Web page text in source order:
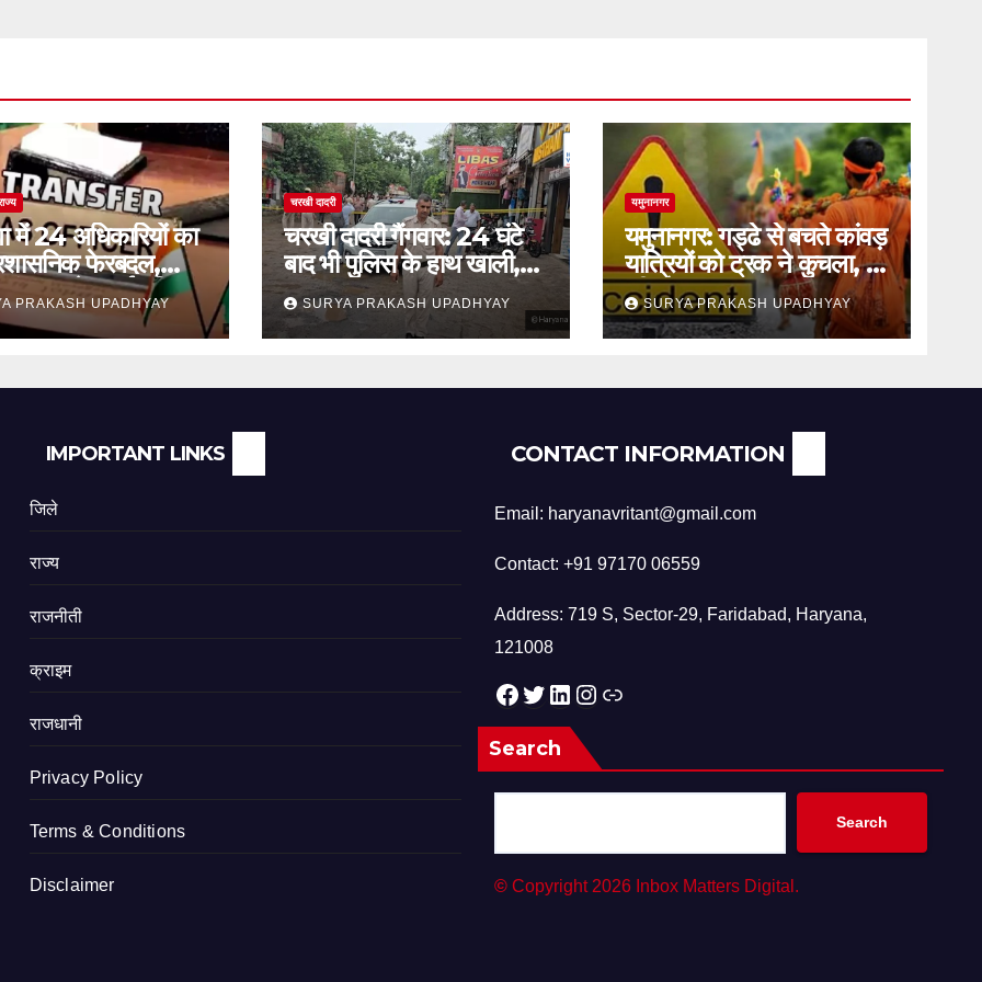
में 24 अधिकारियों का
फेरबदल,
समेत कई वरिष्ठ
PRAKASH UPADHYAY
चरखी दादरी
चरखी दादरी गैंगवार: 24 घंटे
बाद भी पुलिस के हाथ खाली,
सुरक्षा व्यवस्था पर सवाल
SURYA PRAKASH UPADHYAY
यमुनानगर
यमुनानगर: गड्ढे से बचते कांवड़
यात्रियों को ट्रक ने कुचला, दो
की मौत
SURYA PRAKASH UPADHYAY
IMPORTANT LINKS
जिले
राज्य
राजनीती
क्राइम
राजधानी
Privacy Policy
Terms & Conditions
Disclaimer
CONTACT INFORMATION
Email: haryanavritant@gmail.com
Contact: +91 97170 06559
Address: 719 S, Sector-29, Faridabad, Haryana,
121008
Facebook Twitter LinkedIn Instagram Link
Search
Search
© Copyright 2026 Inbox Matters Digital.